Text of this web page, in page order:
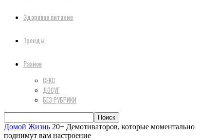
Здоровое питание
Тренды
Разное
СЕКС
ДОСУГ
БЕЗ РУБРИКИ
Домой Жизнь 20+ Демотиваторов, которые моментально
поднимут вам настроение